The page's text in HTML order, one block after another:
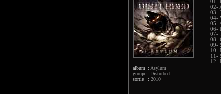
album : Asylum
groupe : Disturbed
sortie : 2010
01-
02-
03-
04-
05-
06-
07-
08-
09-
10-
11-
12-